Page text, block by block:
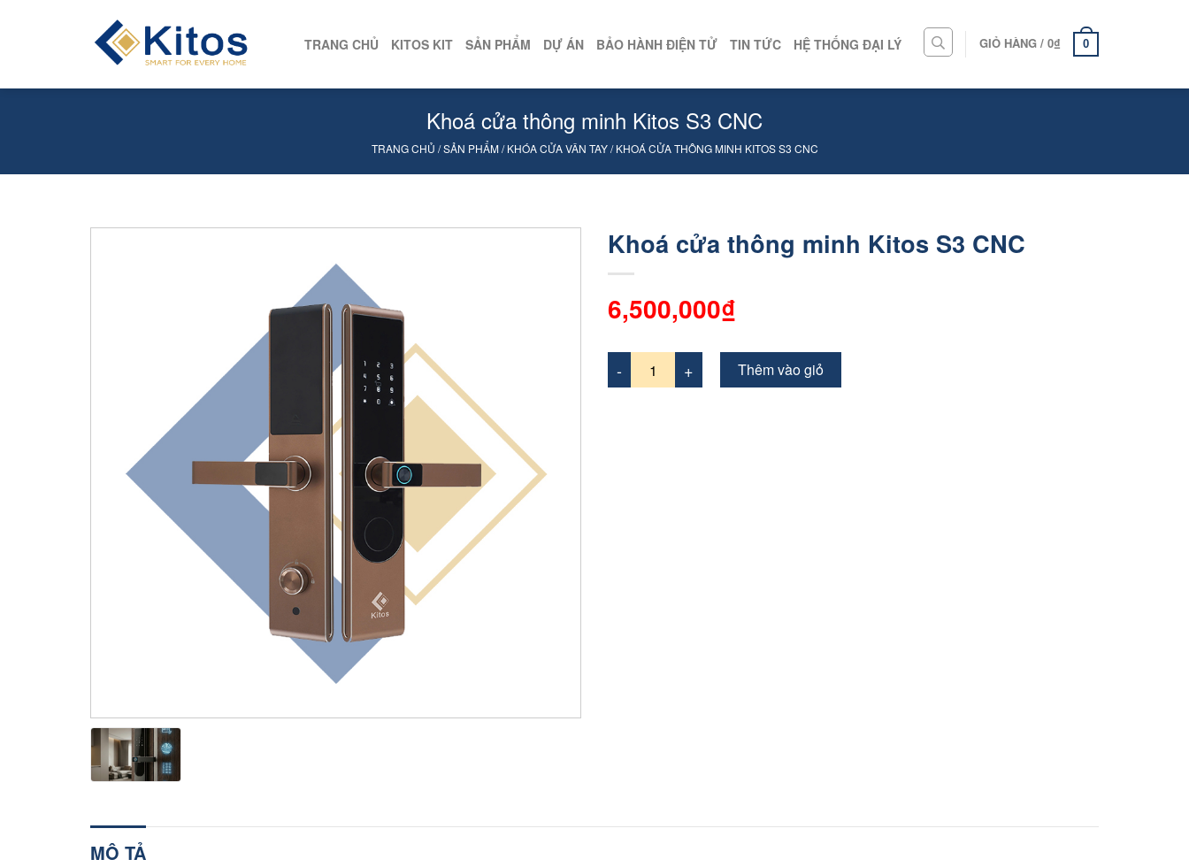
TRANG CHỦ KITOS KIT SẢN PHẨM DỰ ÁN BẢO HÀNH ĐIỆN TỬ TIN TỨC HỆ THỐNG ĐẠI LÝ GIỎ HÀNG /0₫ 0
Khoá cửa thông minh Kitos S3 CNC
TRANG CHỦ /SẢN PHẨM/KHÓA CỬA VÂN TAY/KHOÁ CỬA THÔNG MINH KITOS S3 CNC
Khoá cửa thông minh Kitos S3 CNC
6,500,000₫
Thêm vào giỏ
MÔ TẢ